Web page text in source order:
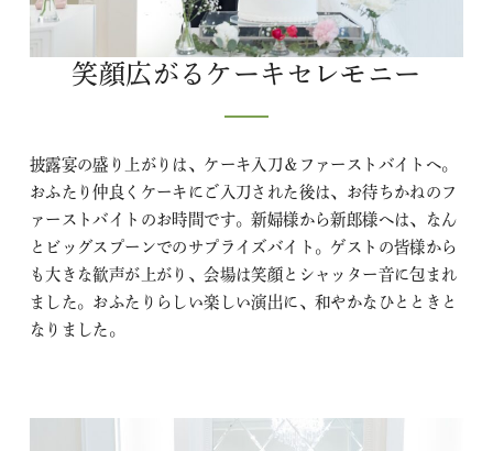
笑顔広がるケーキセレモニー
披露宴の盛り上がりは、ケーキ入刀＆ファーストバイトへ。
おふたり仲良くケーキにご入刀された後は、お待ちかねのフ
ァーストバイトのお時間です。新婦様から新郎様へは、なん
とビッグスプーンでのサプライズバイト。ゲストの皆様から
も大きな歓声が上がり、会場は笑顔とシャッター音に包まれ
ました。おふたりらしい楽しい演出に、和やかなひとときと
なりました。